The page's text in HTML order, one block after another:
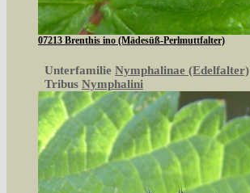
07213 Brenthis ino (Mädesüß-Perlmuttfalter)
Unterfamilie Nymphalinae (Edelfalter)
Tribus Nymphalini